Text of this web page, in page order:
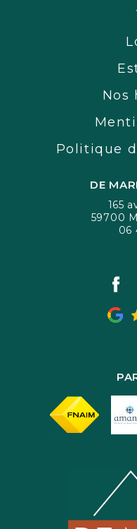
Nos
Politique
DE
165
59700
06